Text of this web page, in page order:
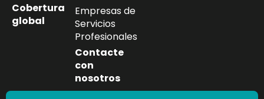
Cobertura
global
Empresas de
Servicios
Profesionales
Contacte
con
nosotros